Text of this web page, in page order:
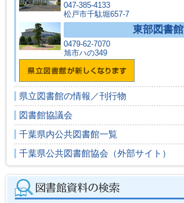
047-385-4133
松戸市千駄堀657-7
東部図書館
0479-62-7070
旭市ハの349
県立図書館の情報／刊行物
図書館協議会
千葉県内公共図書館一覧
千葉県公共図書館協会（外部サイト）